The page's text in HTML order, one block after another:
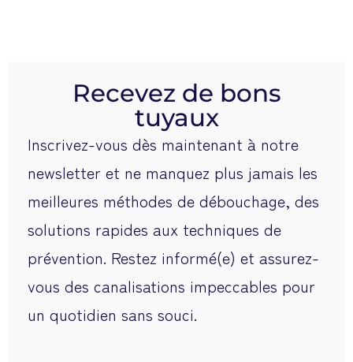
Inscrivez-vous dès maintenant à notre
newsletter et ne manquez plus jamais les
meilleures méthodes de débouchage, des
solutions rapides aux techniques de
prévention. Restez informé(e) et assurez-
vous des canalisations impeccables pour
un quotidien sans souci.